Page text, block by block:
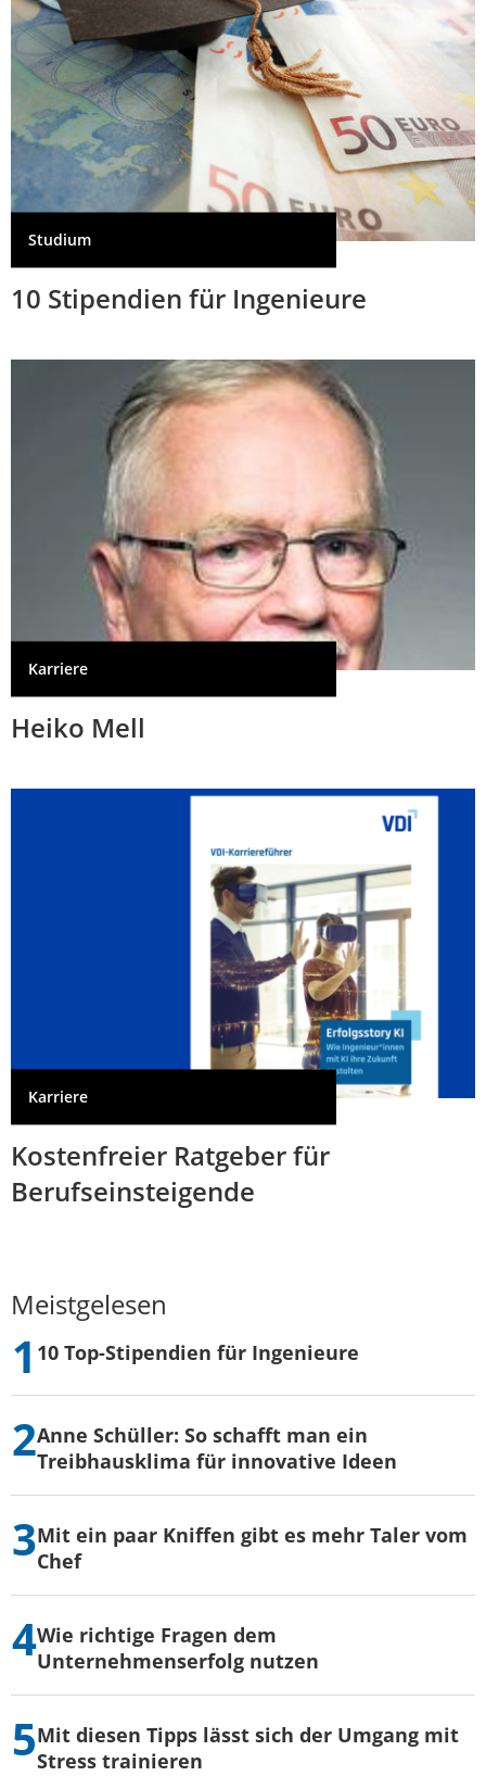
Studium
10 Stipendien für Ingenieure
Karriere
Heiko Mell
Karriere
Kostenfreier Ratgeber für
Berufseinsteigende
Meistgelesen
10 Top-Stipendien für Ingenieure
Anne Schüller: So schafft man ein
Treibhausklima für innovative Ideen
Mit ein paar Kniffen gibt es mehr Taler vom
Chef
Wie richtige Fragen dem
Unternehmenserfolg nutzen
Mit diesen Tipps lässt sich der Umgang mit
Stress trainieren